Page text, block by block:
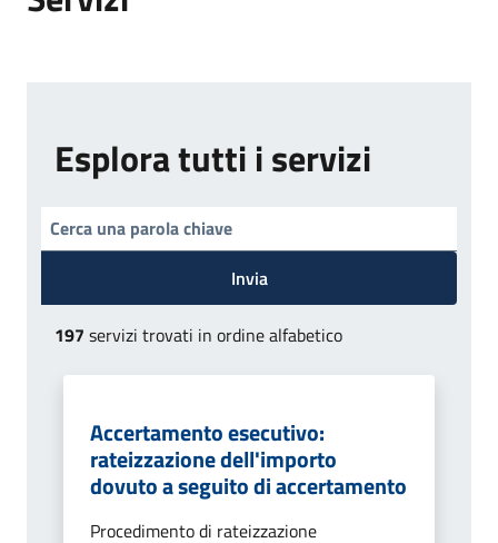
Esplora tutti i servizi
Invia
197 servizi trovati in ordine alfabetico
Accertamento esecutivo:
rateizzazione dell'importo
dovuto a seguito di accertamento
Procedimento di rateizzazione